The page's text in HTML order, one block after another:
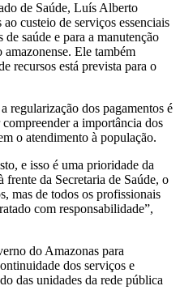
de Saúde, Luís Alberto
custeio de serviços essenciais
saúde e para a manutenção
amazonense. Ele também
recursos está prevista para o
regularização dos pagamentos é
a importância dos
o atendimento à população.
e isso é uma prioridade da
frente da Secretaria de Saúde, o
mas de todos os profissionais
com responsabilidade”,
do Amazonas para
dos serviços e
das unidades da rede pública